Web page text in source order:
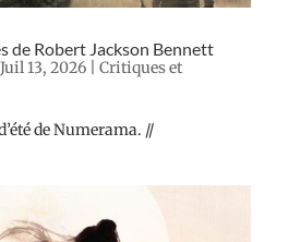
de Robert Jackson Bennett
Juil 13, 2026| Critiques et
de Numerama. //